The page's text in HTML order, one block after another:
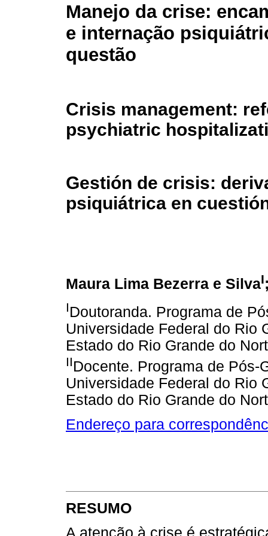
Manejo da crise:
e internação
questão
Crisis management:
psychiatric
Gestión de crisis:
psiquiátrica en
Maura Lima Bezerra e SilvaI
IDoutoranda. Programa de
Universidade Federal do Rio
Estado do Rio Grande do
IIDocente. Programa de Pós-
Universidade Federal do Rio
Estado do Rio Grande do
Endereço para
RESUMO
A atenção à crise é